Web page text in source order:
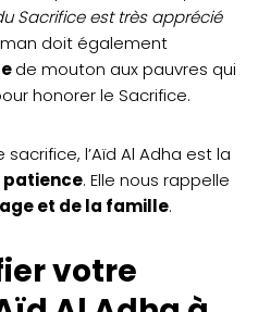
Sacrifice est très apprécié
doit également
de mouton aux pauvres qui
honorer le Sacrifice.
l’Aïd Al Adha est la
patience. Elle nous rappelle
et de la famille.
votre